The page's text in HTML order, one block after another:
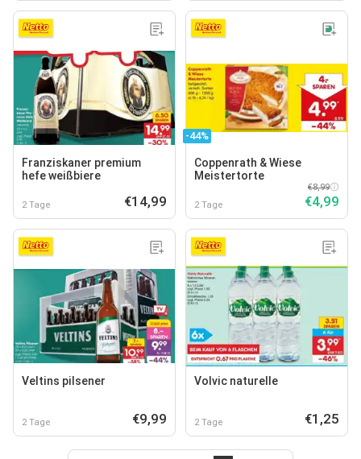
Franziskaner premium
hefe weißbiere
2 Tage €14,99
-44%
Coppenrath & Wiese
Meistertorte
2 Tage
€8,99
€4,99
Veltins pilsener
2 Tage €9,99
Volvic naturelle
2 Tage €1,25